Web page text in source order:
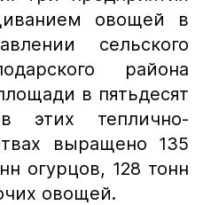
овощей в
сельского
района
в пятьдесят
этих теплично-
выращено 135
огурцов, 128 тонн
овощей.